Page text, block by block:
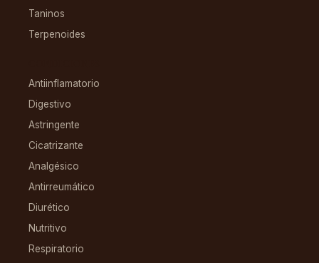
Taninos
Terpenoides
Antiinflamatorio
Digestivo
Astringente
Cicatrizante
Analgésico
Antirreumático
Diurético
Nutritivo
Respiratorio